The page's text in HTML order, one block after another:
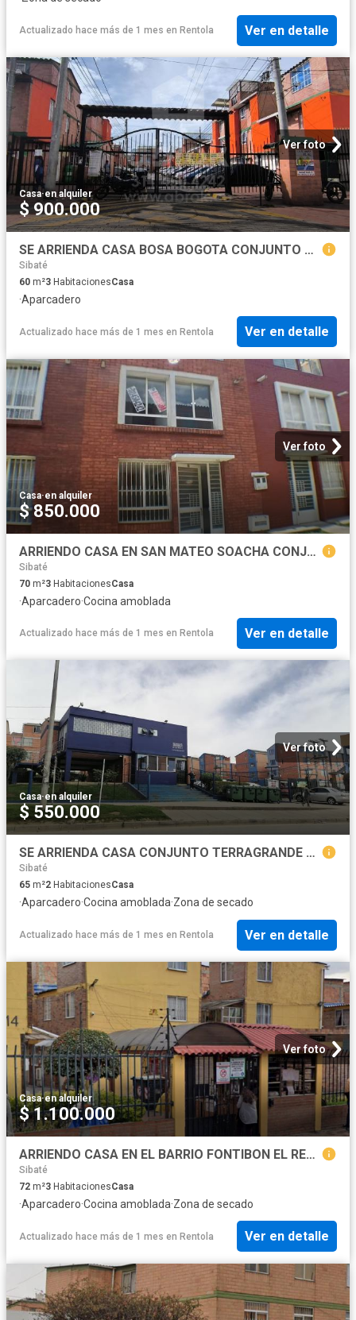
Actualizado hace más de 1 mes en Rentola Ver en detalle
Ver foto
Casa·en alquiler
$ 900.000
SE ARRIENDA CASA BOSA BOGOTA CONJUNTO ALAMEDA DEL RIO CERCA DE TRANSPORTE PUBLICO
Sibaté
60 m²3 HabitacionesCasa
·Aparcadero
Actualizado hace más de 1 mes en Rentola Ver en detalle
Ver foto
Casa·en alquiler
$ 850.000
ARRIENDO CASA EN SAN MATEO SOACHA CONJUNTO BOSQUES DE TIBANICA
Sibaté
70 m²3 HabitacionesCasa
·Aparcadero·Cocina amoblada
Actualizado hace más de 1 mes en Rentola Ver en detalle
Ver foto
Casa·en alquiler
$ 550.000
SE ARRIENDA CASA CONJUNTO TERRAGRANDE CERCA SAN MATEO TERREROS SOACHA BOSA
Sibaté
65 m²2 HabitacionesCasa
·Aparcadero·Cocina amoblada·Zona de secado
Actualizado hace más de 1 mes en Rentola Ver en detalle
Ver foto
Casa·en alquiler
$ 1.100.000
ARRIENDO CASA EN EL BARRIO FONTIBON EL RECODO
Sibaté
72 m²3 HabitacionesCasa
·Aparcadero·Cocina amoblada·Zona de secado
Actualizado hace más de 1 mes en Rentola Ver en detalle